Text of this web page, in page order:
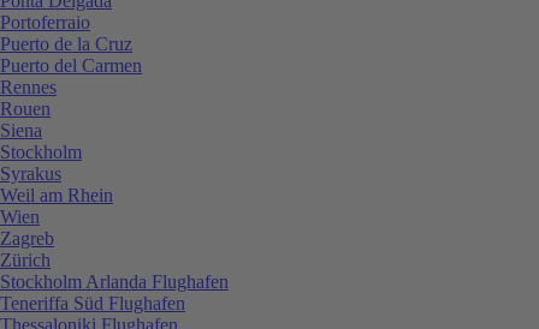
Portoferraio
Puerto de la Cruz
Puerto del Carmen
Rennes
Rouen
Siena
Stockholm
Syrakus
Weil am Rhein
Wien
Zagreb
Zürich
Stockholm Arlanda Flughafen
Teneriffa Süd Flughafen
Thessaloniki Flughafen